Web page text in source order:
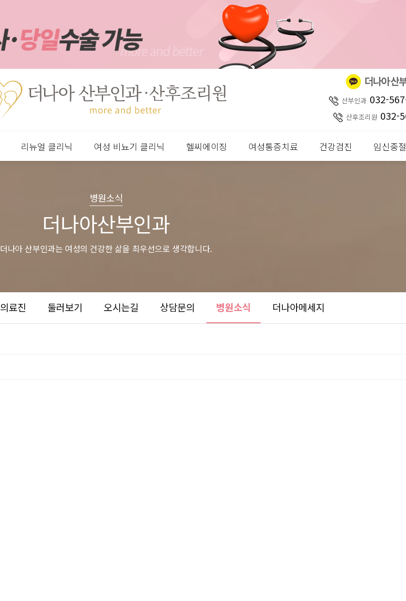
산부인과 032-
산후조리원 032-
리뉴얼 클리닉 여성 비뇨기 클리닉 헬씨에이징 여성통증치료 건강검진 임신중
병원소식
더나아산부인과
더나아 산부인과는 여성의 건강한 삶을 최우선으로 생각합니다.
의료진 둘러보기 오시는길 상담문의 병원소식 더나아메세지